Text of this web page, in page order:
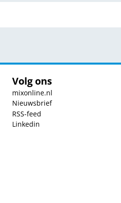
Volg ons
mixonline.nl
Nieuwsbrief
RSS-feed
Linkedin